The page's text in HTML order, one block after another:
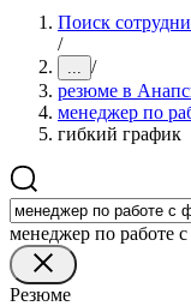
Поиск
/
... /
резюме в
менеджер по
гибкий график
менеджер по работе
Резюме